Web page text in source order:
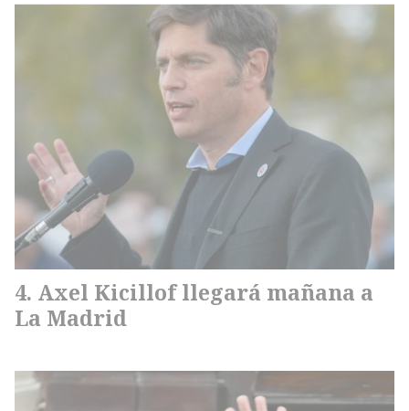
Axel Kicillof llegará mañana a
La Madrid